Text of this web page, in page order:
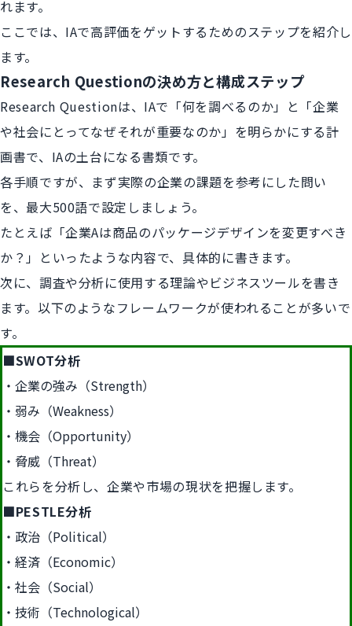
れます。
ここでは、IAで高評価をゲットするためのステップを紹介し
ます。
Research Questionの決め方と構成ステップ
Research Questionは、IAで「何を調べるのか」と「企業
や社会にとってなぜそれが重要なのか」を明らかにする計
画書で、IAの土台になる書類です。
各手順ですが、まず実際の企業の課題を参考にした問い
を、最大500語で設定しましょう。
たとえば「企業Aは商品のパッケージデザインを変更すべき
か？」といったような内容で、具体的に書きます。
次に、調査や分析に使用する理論やビジネスツールを書き
ます。以下のようなフレームワークが使われることが多いで
す。
■SWOT分析
企業の強み（Strength）
弱み（Weakness）
機会（Opportunity）
脅威（Threat）
これらを分析し、企業や市場の現状を把握します。
■PESTLE分析
政治（Political）
経済（Economic）
社会（Social）
技術（Technological）